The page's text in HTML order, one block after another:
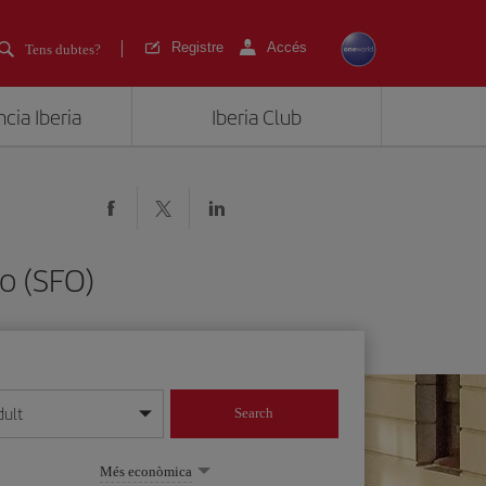
Tens dubtes? Registre Accés
Iberia Iberia Club
(SFO)
mes/any
Search
Més econòmica